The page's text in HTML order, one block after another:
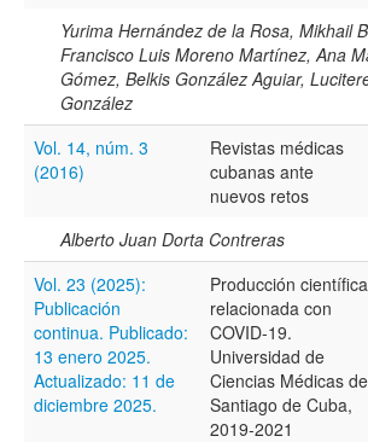
Cobertura
Todos los camps término del índice
Yurima Hernández de la Rosa, Mikhail
Francisco Luis Moreno Martínez, Ana
Gómez, Belkis González Aguiar,
González
Vol. 14, núm. 3
(2016)
Revistas médicas
cubanas ante
nuevos retos
Alberto Juan Dorta Contreras
Vol. 23 (2025):
Publicación
continua. Publicado:
13 enero 2025.
Actualizado: 11 de
diciembre 2025.
Producción científica
relacionada con
COVID-19.
Universidad de
Ciencias Médicas de
Santiago de Cuba,
2019-2021